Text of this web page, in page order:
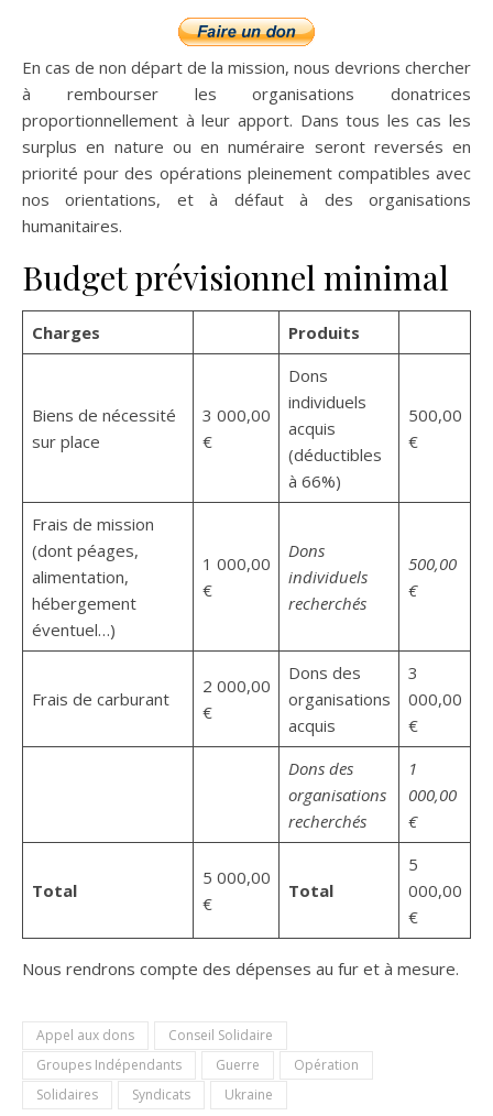
En cas de non départ de la mission, nous devrions chercher
à rembourser les organisations donatrices
proportionnellement à leur apport. Dans tous les cas les
surplus en nature ou en numéraire seront reversés en
priorité pour des opérations pleinement compatibles avec
nos orientations, et à défaut à des organisations
humanitaires.
Budget prévisionnel minimal
Charges Produits
Biens de nécessité
sur place
3 000,00
€
Dons
individuels
acquis
(déductibles
à 66%)
500,00
€
Frais de mission
(dont péages,
alimentation,
hébergement
éventuel…)
1 000,00
€
Dons
individuels
recherchés
500,00
€
Frais de carburant
2 000,00
€
Dons des
organisations
acquis
3
000,00
€
Dons des
organisations
recherchés
1
000,00
€
Total
5 000,00
€
Total
5
000,00
€
Nous rendrons compte des dépenses au fur et à mesure.
Appel aux dons
Conseil Solidaire
Groupes Indépendants
Guerre
Opération
Solidaires
Syndicats Ukraine